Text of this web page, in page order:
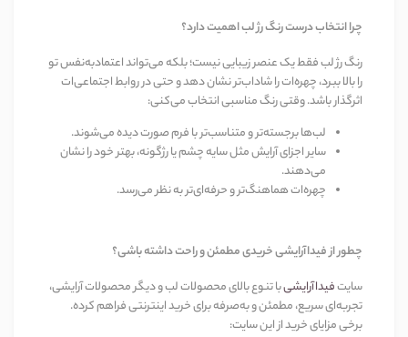
چرا انتخاب درست رنگ رژ لب اهمیت دارد؟
رنگ رژ لب فقط یک عنصر زیبایی نیست؛ بلکه می‌تواند اعتمادبه‌نفس تو
را بالا ببرد، چهره‌ات را شاداب‌تر نشان دهد و حتی در روابط اجتماعی‌ات
اثرگذار باشد. وقتی رنگ مناسبی انتخاب می‌کنی:
لب‌ها برجسته‌تر و متناسب‌تر با فرم صورت دیده می‌شوند.
سایر اجزای آرایش مثل سایه چشم یا رژگونه، بهتر خود را نشان
می‌دهند.
چهره‌ات هماهنگ‌تر و حرفه‌ای‌تر به نظر می‌رسد.
چطور از فیداآرایشی خریدی مطمئن و راحت داشته باشی؟
سایتفیداآرایشیبا تنوع بالای محصولات لب و دیگر محصولات آرایشی،
تجربه‌ای سریع، مطمئن و به‌صرفه برای خرید اینترنتی فراهم کرده.
برخی مزایای خرید از این سایت: